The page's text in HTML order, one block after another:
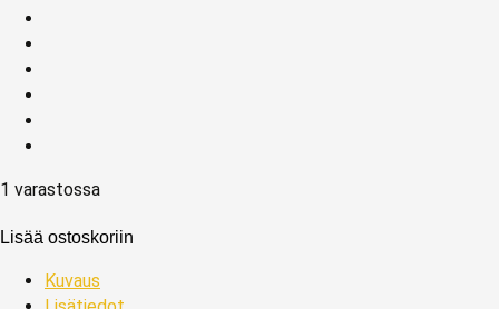
1 varastossa
Lisää ostoskoriin
Kuvaus